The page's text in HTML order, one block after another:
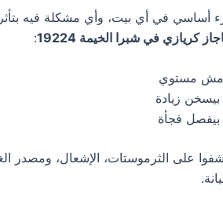
أساسي في أي بيت، وأي مشكلة فيه
كريازي في شبرا الخيمة 19224
:
مش مستوي
بيسخن زيادة
بيفصل فجأة
على الثرموستات، الإشعال، ومصدر